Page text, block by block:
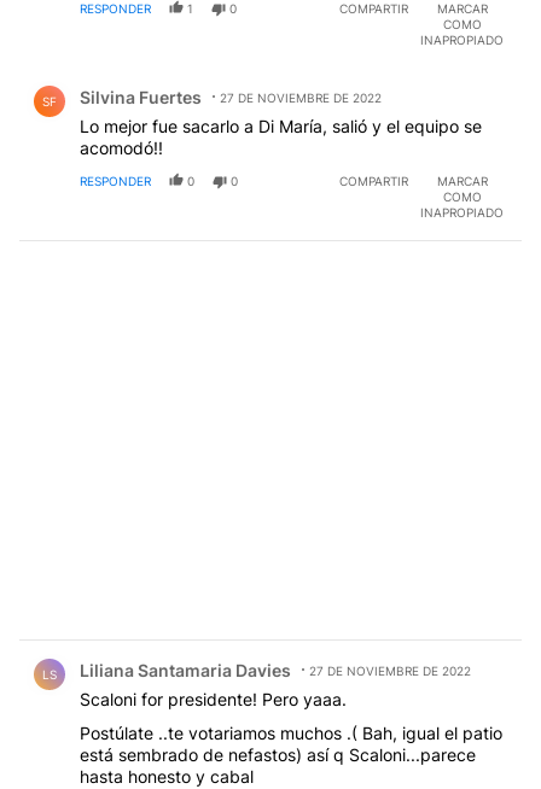
RESPONDER 1 0 COMPARTIR
MARCAR
COMO
INAPROPIADO
SF Silvina Fuertes 27 DE NOVIEMBRE DE 2022
Lo mejor fue sacarlo a Di María, salió y el equipo se
acomodó!!
RESPONDER 0 0 COMPARTIR
MARCAR
COMO
INAPROPIADO
LS Liliana Santamaria Davies 27 DE NOVIEMBRE DE 2022
Scaloni for presidente! Pero yaaa.
Postúlate ..te votariamos muchos .( Bah, igual el patio
está sembrado de nefastos) así q Scaloni...parece
hasta honesto y cabal